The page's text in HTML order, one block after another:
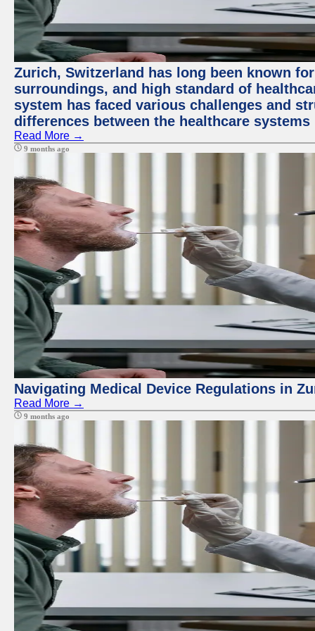
Zurich, Switzerland has long been known
surroundings, and high standard of
system has faced various challenges and
differences between the healthcare
Read More →
9 months ago
Navigating Medical Device Regulations in
Read More →
9 months ago